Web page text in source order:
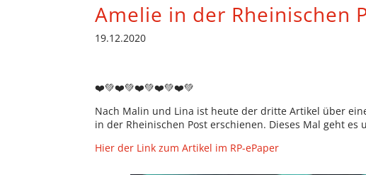
Amelie in der Rheinischen
19.12.2020
❤️💚❤️💚❤️💚❤️💚❤️💚
Nach Malin und Lina ist heute der dritte Artikel über
in der Rheinischen Post erschienen. Dieses Mal geht
Hier der Link zum Artikel im RP-ePaper